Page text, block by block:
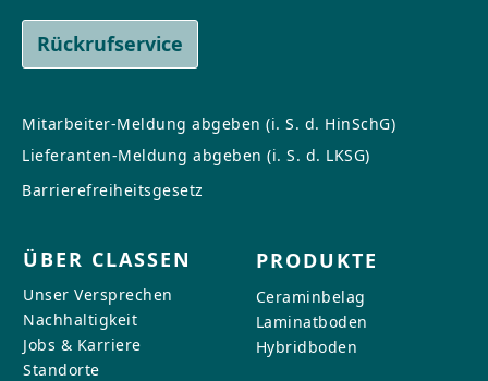
Rückrufservice
Mitarbeiter-Meldung abgeben (i. S. d. HinSchG)
Lieferanten-Meldung abgeben (i. S. d. LKSG)
Barrierefreiheitsgesetz
ÜBER CLASSEN
Unser Versprechen
Nachhaltigkeit
Jobs & Karriere
Standorte
PRODUKTE
Ceraminbelag
Laminatboden
Hybridboden